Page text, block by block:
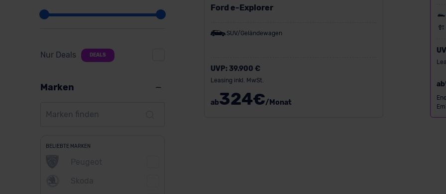
Nur Deals DEALS
Marken
BELIEBTE MARKEN
Peugeot
Skoda
Ford e-Explorer
SUV/Geländewagen
UVP: 39.900 €
Leasing inkl. MwSt.
ab324€/Monat
ab